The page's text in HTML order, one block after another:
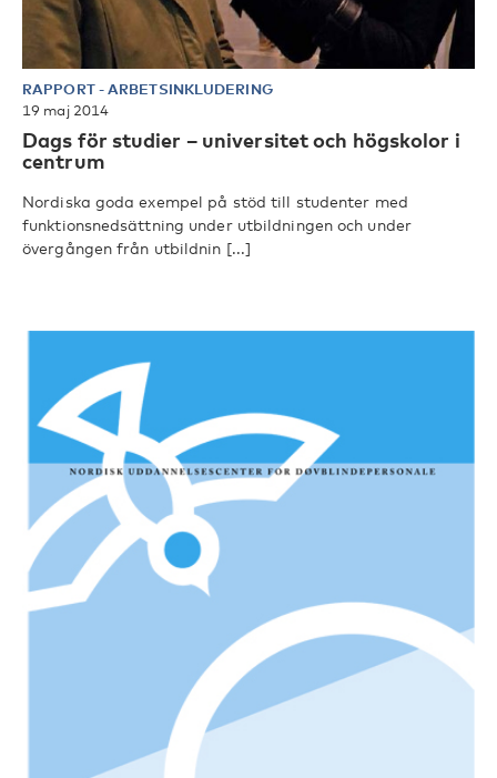
RAPPORT-ARBETSINKLUDERING
19 maj 2014
Dags för studier – universitet och högskolor i
centrum
Nordiska goda exempel på stöd till studenter med
funktionsnedsättning under utbildningen och under
övergången från utbildnin [...]